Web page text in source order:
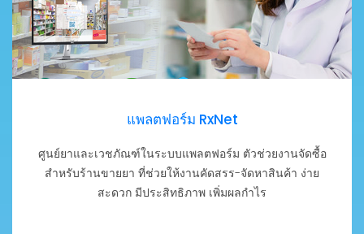
แพลตฟอร์ม RxNet
ศูนย์ยาและเวชภัณฑ์ในระบบแพลตฟอร์ม ตัวช่วยงานจัดซื้อ
สำหรับร้านขายยา ที่ช่วยให้งานคัดสรร-จัดหาสินค้า ง่าย
สะดวก มีประสิทธิภาพ เพิ่มผลกำไร